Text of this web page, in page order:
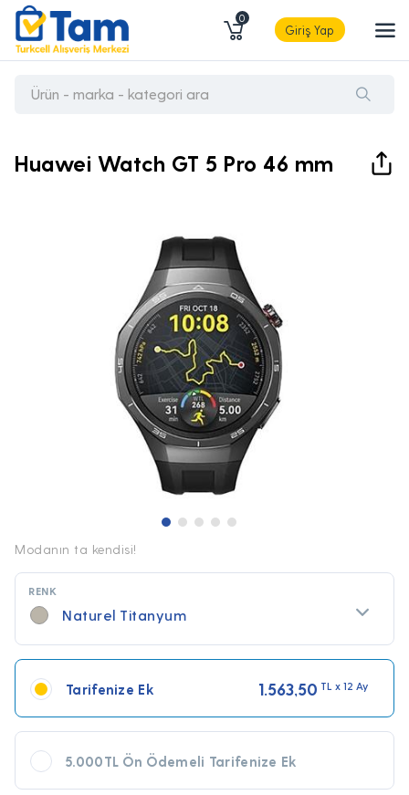
0
Giriş Yap
Huawei Watch GT 5 Pro 46 mm
Modanın ta kendisi!
RENK
Naturel Titanyum
Tarifenize Ek 1.563,50 TL x 12 Ay
5.000TL Ön Ödemeli Tarifenize Ek